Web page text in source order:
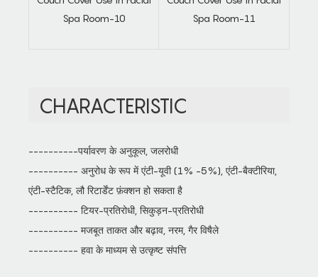
CHARACTERISTIC
----------पर्यावरण के अनुकूल, जलरोधी
---------- अनुरोध के रूप में एंटी-यूवी (1% -5%), एंटी-बैक्टीरिया,
एंटी-स्टैटिक, लौ रिटार्डेंट फ़ंक्शन हो सकता है
---------- टियर-प्रतिरोधी, सिकुड़न-प्रतिरोधी
---------- मजबूत ताकत और बढ़ाव, नरम, गैर विषैले
---------- हवा के माध्यम से उत्कृष्ट संपत्ति